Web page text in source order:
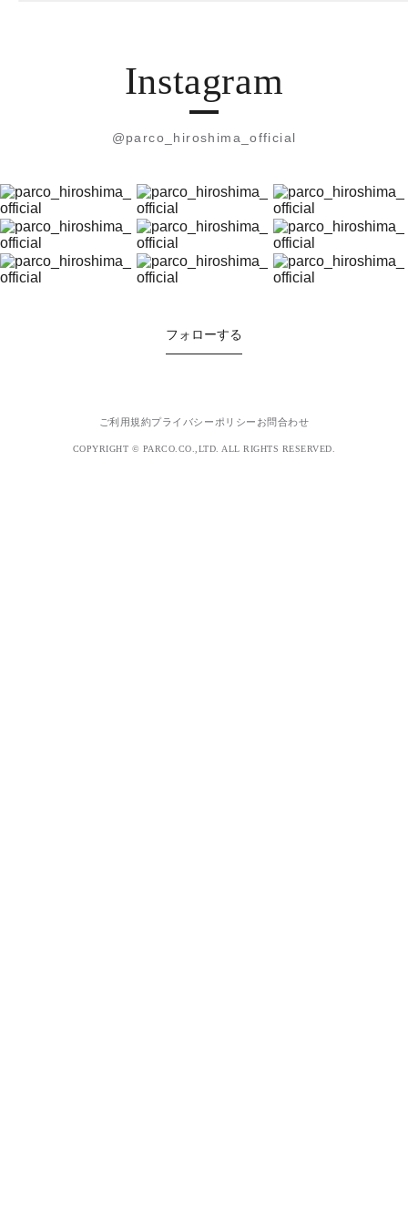
Instagram
@parco_hiroshima_official
フォローする
ご利用規約プライバシーポリシー お問合わせ
COPYRIGHT © PARCO.CO.,LTD. ALL RIGHTS RESERVED.